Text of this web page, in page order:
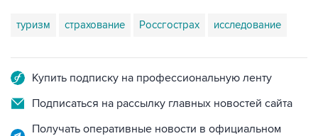
туризм страхование Россгострах исследование
Купить подписку на профессиональную ленту
Подписаться на рассылку главных новостей сайта
Получать оперативные новости в официальном